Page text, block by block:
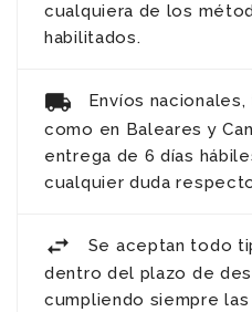
cualquiera de los
habilitados.
Envíos
como en Baleares y
entrega de 6 días
cualquier duda
Se aceptan todo
dentro del plazo de
cumpliendo siempre